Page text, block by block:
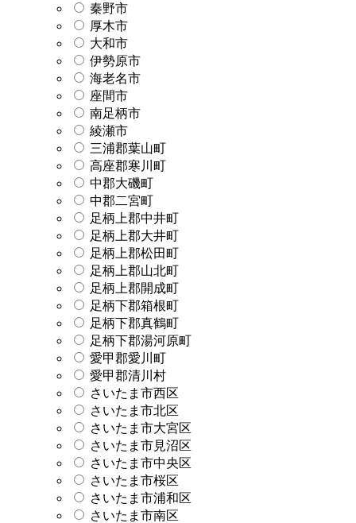
秦野市
厚木市
大和市
伊勢原市
海老名市
座間市
南足柄市
綾瀬市
三浦郡葉山町
高座郡寒川町
中郡大磯町
中郡二宮町
足柄上郡中井町
足柄上郡大井町
足柄上郡松田町
足柄上郡山北町
足柄上郡開成町
足柄下郡箱根町
足柄下郡真鶴町
足柄下郡湯河原町
愛甲郡愛川町
愛甲郡清川村
さいたま市西区
さいたま市北区
さいたま市大宮区
さいたま市見沼区
さいたま市中央区
さいたま市桜区
さいたま市浦和区
さいたま市南区